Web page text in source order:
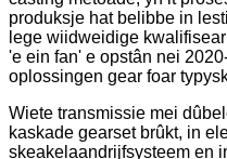
produksje hat belibbe in
lege wiidweidige
'e ein fan' e opstân nei
oplossingen gear foar
Wiete transmissie mei
kaskade gearset brûkt, in
skeakelaandrijfsysteem en